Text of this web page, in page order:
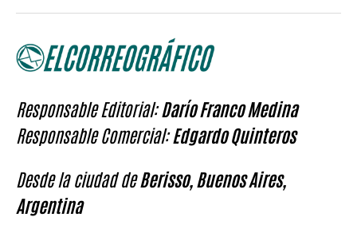
Responsable Editorial:Darío Franco Medina
Responsable Comercial:Edgardo Quinteros
Desde la ciudad deBerisso, Buenos Aires,
Argentina